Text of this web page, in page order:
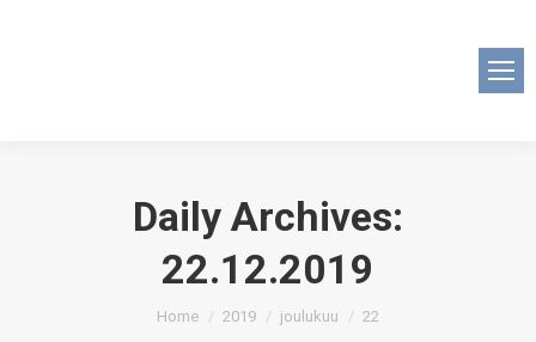
Daily Archives:
22.12.2019
You are here:
Home 2019 joulukuu 22